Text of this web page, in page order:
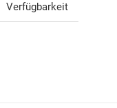
Verfügbarkeit